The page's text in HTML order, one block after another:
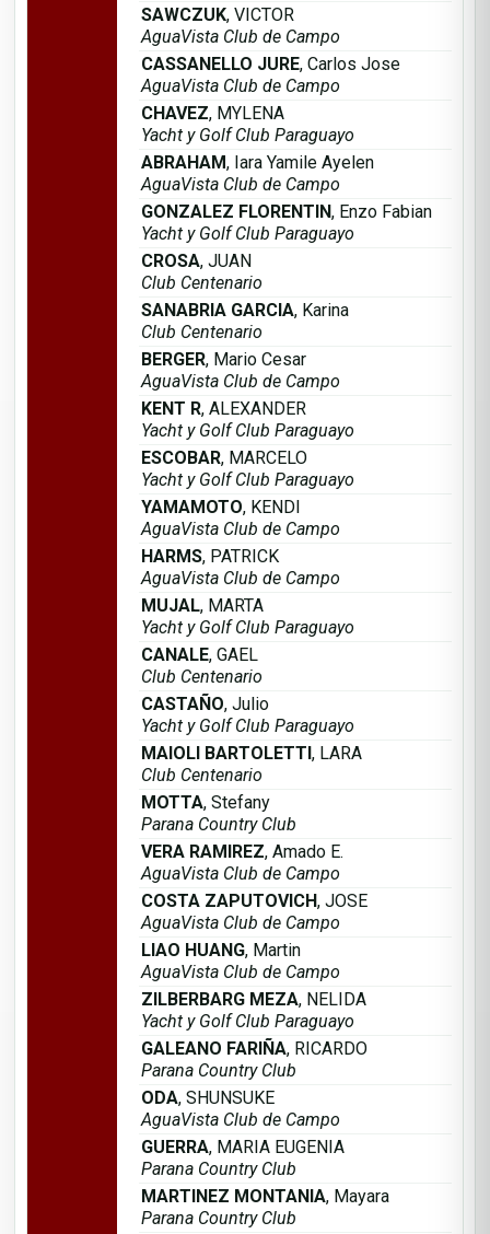
SAWCZUK, VICTOR
AguaVista Club de Campo
CASSANELLO JURE, Carlos Jose
AguaVista Club de Campo
CHAVEZ, MYLENA
Yacht y Golf Club Paraguayo
ABRAHAM, Iara Yamile Ayelen
AguaVista Club de Campo
GONZALEZ FLORENTIN, Enzo Fabian
Yacht y Golf Club Paraguayo
CROSA, JUAN
Club Centenario
SANABRIA GARCIA, Karina
Club Centenario
BERGER, Mario Cesar
AguaVista Club de Campo
KENT R, ALEXANDER
Yacht y Golf Club Paraguayo
ESCOBAR, MARCELO
Yacht y Golf Club Paraguayo
YAMAMOTO, KENDI
AguaVista Club de Campo
HARMS, PATRICK
AguaVista Club de Campo
MUJAL, MARTA
Yacht y Golf Club Paraguayo
CANALE, GAEL
Club Centenario
CASTAÑO, Julio
Yacht y Golf Club Paraguayo
MAIOLI BARTOLETTI , LARA
Club Centenario
MOTTA, Stefany
Parana Country Club
VERA RAMIREZ, Amado E.
AguaVista Club de Campo
COSTA ZAPUTOVICH, JOSE
AguaVista Club de Campo
LIAO HUANG, Martin
AguaVista Club de Campo
ZILBERBARG MEZA, NELIDA
Yacht y Golf Club Paraguayo
GALEANO FARIÑA, RICARDO
Parana Country Club
ODA, SHUNSUKE
AguaVista Club de Campo
GUERRA, MARIA EUGENIA
Parana Country Club
MARTINEZ MONTANIA, Mayara
Parana Country Club